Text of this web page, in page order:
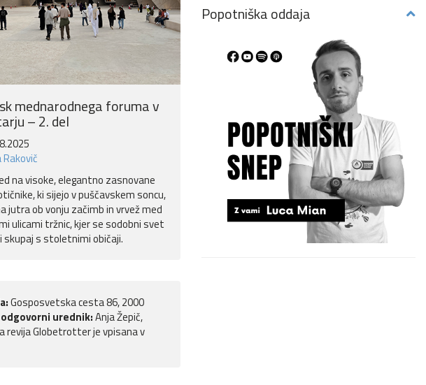
mednarodnega foruma v
– 2. del
Rakovič
na visoke, elegantno zasnovane
ki sijejo v puščavskem soncu,
jutra ob vonju začimb in vrvež med
ulicami tržnic, kjer se sodobni svet
skupaj s stoletnimi običaji.
Gosposvetska cesta 86, 2000
urednik:Anja Žepič,
revija Globetrotter je vpisana v
Popotniška oddaja